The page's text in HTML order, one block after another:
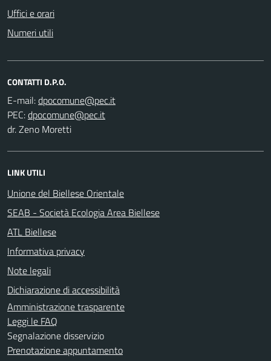
Uffici e orari
Numeri utili
CONTATTI D.P.O.
E-mail:
PEC:
dr. Zeno Moretti
LINK UTILI
Unione del Biellese Orientale
SEAB - Società Ecologia Area Biellese
ATL Biellese
Informativa privacy
Note legali
Dichiarazione di accessibilità
Amministrazione trasparente
Leggi le FAQ
Segnalazione disservizio
Prenotazione appuntamento